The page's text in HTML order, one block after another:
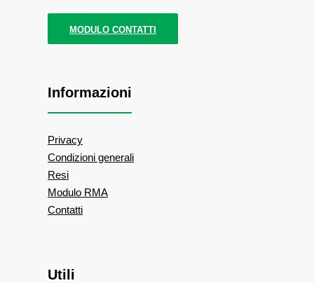
MODULO CONTATTI
Informazioni
Privacy
Condizioni generali
Resi
Modulo RMA
Contatti
Utili